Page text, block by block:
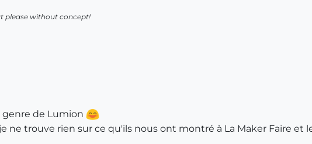
please without concept!
genre de Lumion
ne trouve rien sur ce qu'ils nous ont montré à La Maker Faire et